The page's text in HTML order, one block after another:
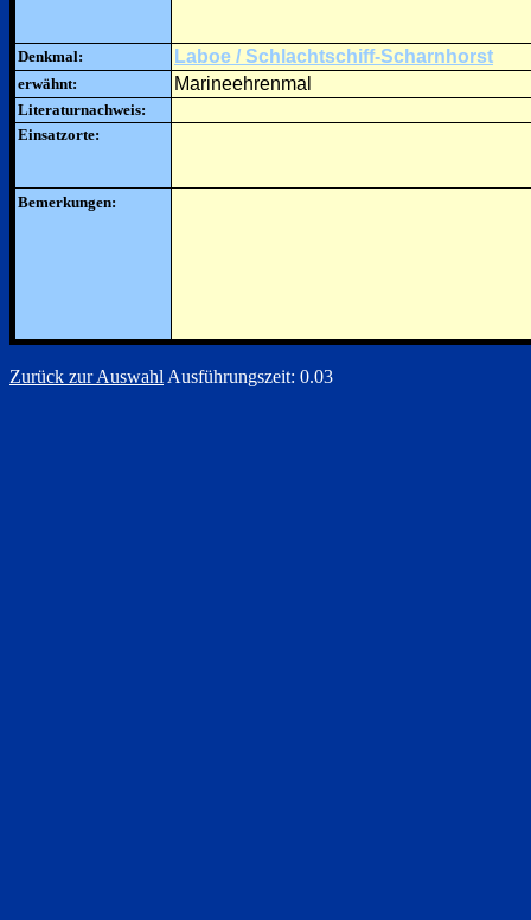
Denkmal: Laboe / Schlachtschiff-Scharnhorst
erwähnt: Marineehrenmal
Literaturnachweis:
Einsatzorte:
Bemerkungen:
Zurück zur Auswahl Ausführungszeit: 0.03